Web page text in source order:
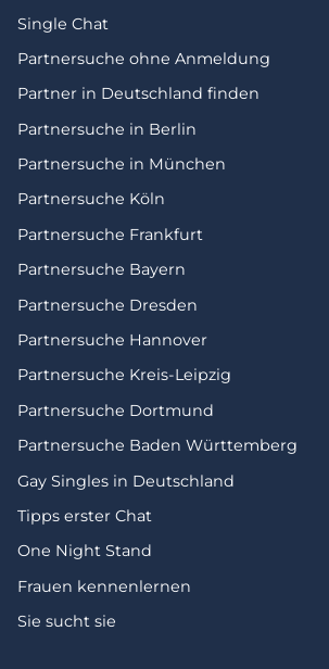
Single Chat
Partnersuche ohne Anmeldung
Partner in Deutschland finden
Partnersuche in Berlin
Partnersuche in München
Partnersuche Köln
Partnersuche Frankfurt
Partnersuche Bayern
Partnersuche Dresden
Partnersuche Hannover
Partnersuche Kreis-Leipzig
Partnersuche Dortmund
Partnersuche Baden Württemberg
Gay Singles in Deutschland
Tipps erster Chat
One Night Stand
Frauen kennenlernen
Sie sucht sie